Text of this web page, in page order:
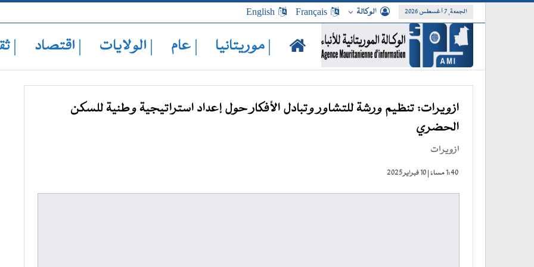
الجمعة, 7 أغسطس 2026 الوكالة Français
English
| موريتانيا | عام | الولايات | اقتصاد |
ازويرات: تنظيم ورشة للتشاور وتبادل الأفكار حول إعداد استراتيجية وطنية للسكن
الحضري
ازويرات
1:40 مساءً | 10 فبراير 2025